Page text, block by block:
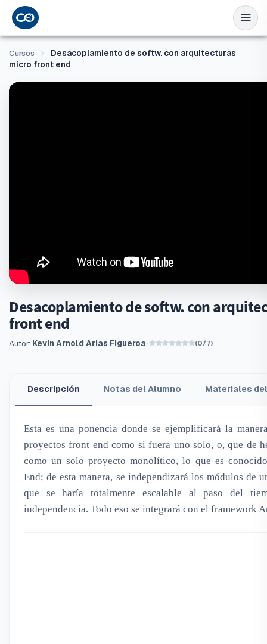
Cursos
Desacoplamiento de softw. con arquitecturas
micro front end
Desacoplamiento de softw. con
front end
Autor: Kevin Arnold Arias Figueroa• (0/7)
Descripción Notas del Alumno Materiales
Esta es una ponencia donde se ejemplificará la
proyectos front end como si fuera uno solo, o, que de
como un solo proyecto monolítico, lo que es
End; de esta manera, se independizará los módulos de
que se haría totalmente escalable al paso del
independencia. Todo eso se integrará con el framework